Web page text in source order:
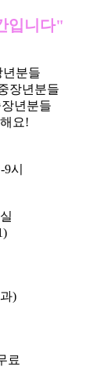
입니다"
년분들
장년분들
년분들
요!
시
)
료